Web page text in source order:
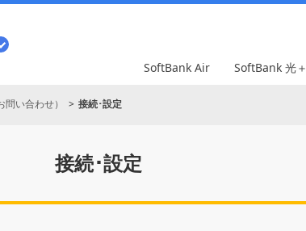
SoftBank Air SoftBank 光＋
い合わせ） 接続･設定
接続･設定